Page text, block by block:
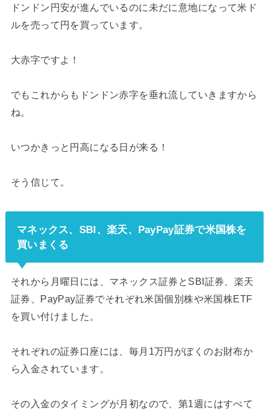
ドンドン円安が進んでいるのに未だに意地になって米ド
ルを売って円を買っています。
大赤字ですよ！
でもこれからもドンドン赤字を垂れ流していきますから
ね。
いつかきっと円高になる日が来る！
そう信じて。
マネックス、SBI、楽天、PayPay証券で米国株を
買いまくる
それから月曜日には、マネックス証券とSBI証券、楽天
証券、PayPay証券でそれぞれ米国個別株や米国株ETF
を買い付けました。
それぞれの証券口座には、毎月1万円がぼくのお財布か
ら入金されています。
その入金のタイミングが月初なので、第1週にはすべて